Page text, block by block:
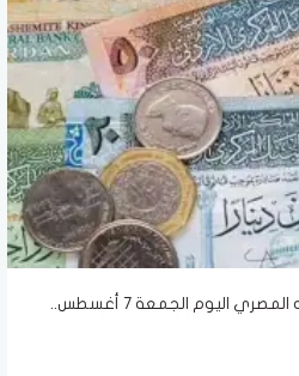
سعر الدينار الكويتي أمام الجنيه المصري اليوم الجمعة 7 أغسطس..